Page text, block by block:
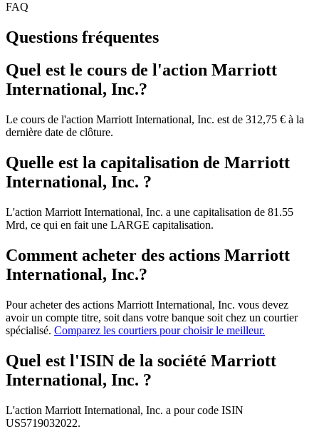
FAQ
Questions fréquentes
Quel est le cours de l'action Marriott
International, Inc.?
Le cours de l'action Marriott International, Inc. est de 312,75 € à la
dernière date de clôture.
Quelle est la capitalisation de Marriott
International, Inc. ?
L'action Marriott International, Inc. a une capitalisation de 81.55
Mrd, ce qui en fait une LARGE capitalisation.
Comment acheter des actions Marriott
International, Inc.?
Pour acheter des actions Marriott International, Inc. vous devez
avoir un compte titre, soit dans votre banque soit chez un courtier
spécialisé. Comparez les courtiers pour choisir le meilleur.
Quel est l'ISIN de la société Marriott
International, Inc. ?
L'action Marriott International, Inc. a pour code ISIN
US5719032022.